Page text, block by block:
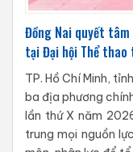
Đồng Nai quyết
tại Đại hội Thể
TP. Hồ Chí Minh,
ba địa phương
lần thứ X năm
trung mọi nguồn